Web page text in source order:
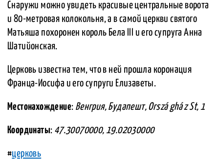
Снаружи можно увидеть красивые центральные ворота
и 80-метровая колокольня, а в самой церкви святого
Матьяша похоронен король Бела III и его супруга Анна
Шатийонская.
Церковь известна тем, что в ней прошла коронация
Франца-Иосифа и его супруги Елизаветы.
Местонахождение: Венгрия, Будапешт, Orszá ghá z St, 1
Координаты: 47.30070000, 19.02030000
#церковь